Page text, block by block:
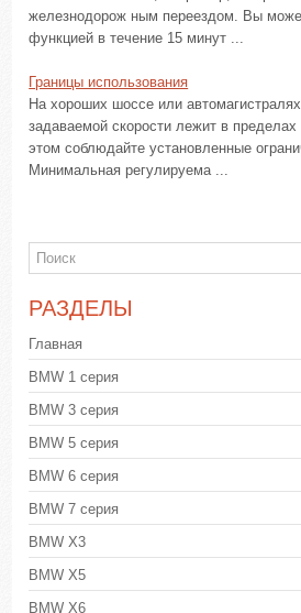
железнодорож ным переездом. Вы
функцией в течение 15 минут ...
Границы использования
На хороших шоссе или
задаваемой скорости лежит в
этом соблюдайте установленные
Минимальная регулируема ...
РАЗДЕЛЫ
Главная
BMW 1 серия
BMW 3 серия
BMW 5 серия
BMW 6 серия
BMW 7 серия
BMW X3
BMW X5
BMW X6